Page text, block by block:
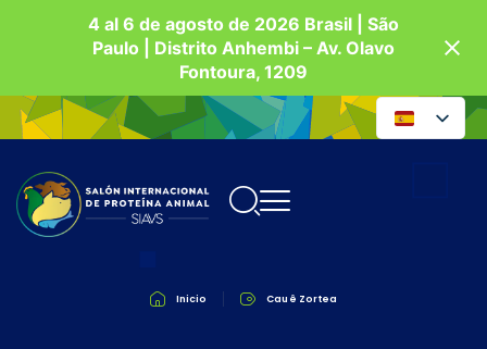
4 al 6 de agosto de 2026 Brasil | São
Paulo | Distrito Anhembi – Av. Olavo
Fontoura, 1209
Inicio Cauê Zortea